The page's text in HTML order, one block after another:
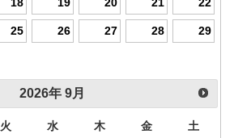
25 26 27 28 29
2026年 9月
火 水 木 金 土